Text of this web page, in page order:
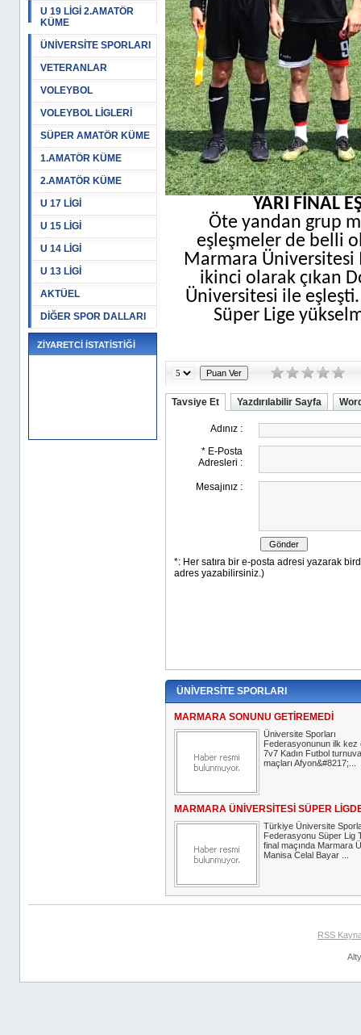
U 19 LİGİ 2.AMATÖR
KÜME
ÜNİVERSİTE SPORLARI
VETERANLAR
VOLEYBOL
VOLEYBOL LİGLERİ
SÜPER AMATÖR KÜME
1.AMATÖR KÜME
2.AMATÖR KÜME
U 17 LİGİ
U 15 LİGİ
U 14 LİGİ
U 13 LİGİ
AKTÜEL
DİĞER SPOR DALLARI
ZİYARETCİ İSTATİSTİĞİ
YARI FİNAL
Öte yandan grup
eşleşmeler de belli
Marmara Üniversitesi
ikinci olarak çıkan
Üniversitesi ile eşleşti.
Süper Lige
Tavsiye Et Yazdırılabilir Sayfa
ÜNİVERSİTE SPORLARI
MARMARA SONUNU GETİREMEDİ
Üniversite Sporları
Federasyonunun ilk kez
7v7 Kadın Futbol
maçları Afyon&#8217;...
MARMARA ÜNİVERSİTESİ SÜPER
Türkiye Üniversite
Federasyonu Süper Lig
final maçında Marmara
Manisa Celal Bayar ...
RSS